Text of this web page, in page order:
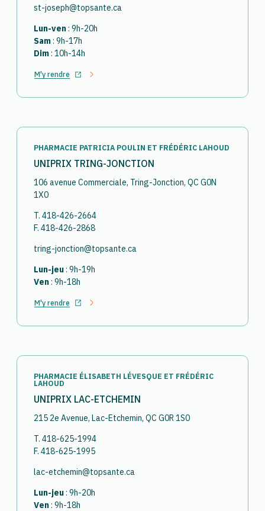
st-joseph@topsante.ca
Lun-ven: 9h-20h
Sam: 9h-17h
Dim: 10h-14h
M'y rendreOuvrir dans un nouvel onglet
PHARMACIE PATRICIA POULIN ET FRÉDÉRIC LAHOUD
UNIPRIX TRING-JONCTION
106 avenue Commerciale, Tring-Jonction, QC G0N
1X0
T. 418-426-2664
F. 418-426-2868
tring-jonction@topsante.ca
Lun-jeu: 9h-19h
Ven: 9h-18h
M'y rendreOuvrir dans un nouvel onglet
PHARMACIE ÉLISABETH LÉVESQUE ET FRÉDÉRIC
LAHOUD
UNIPRIX LAC-ETCHEMIN
215 2e Avenue, Lac-Etchemin, QC G0R 1S0
T. 418-625-1994
F. 418-625-1995
lac-etchemin@topsante.ca
Lun-jeu: 9h-20h
Ven: 9h-18h